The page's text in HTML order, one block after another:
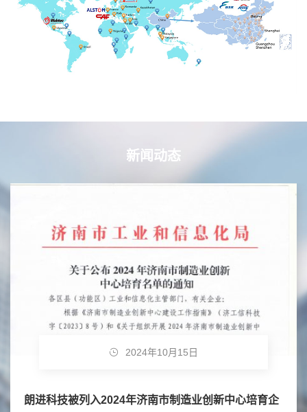
新闻动态
2024年10月15日
朗进科技被列入2024年济南市制造业创新中心培育企